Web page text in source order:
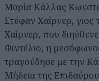
Μαρία Κάλλας
Στέφαν Χαίρνερ, γιος
Χαίρνερ, που
Φιντέλιο, η
τραγούδησε με την
Μήδεια της